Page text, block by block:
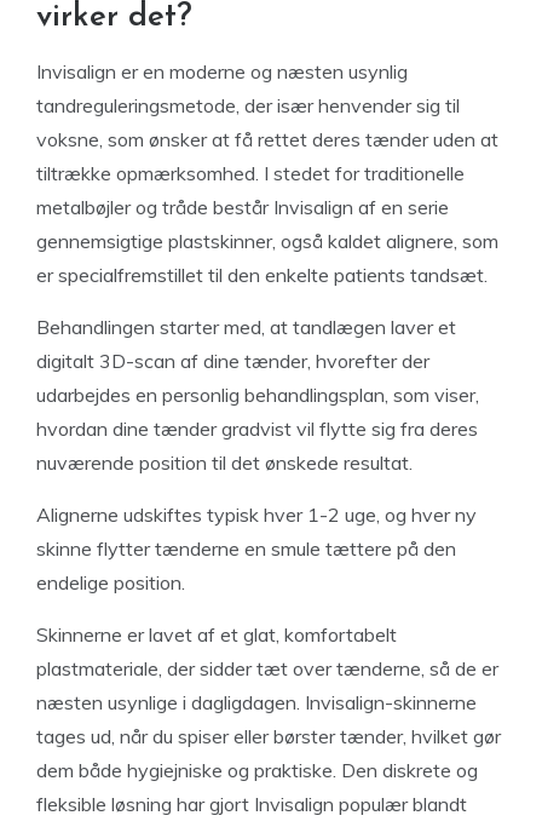
virker det?
Invisalign er en moderne og næsten usynlig
tandreguleringsmetode, der især henvender sig til
voksne, som ønsker at få rettet deres tænder uden at
tiltrække opmærksomhed. I stedet for traditionelle
metalbøjler og tråde består Invisalign af en serie
gennemsigtige plastskinner, også kaldet alignere, som
er specialfremstillet til den enkelte patients tandsæt.
Behandlingen starter med, at tandlægen laver et
digitalt 3D-scan af dine tænder, hvorefter der
udarbejdes en personlig behandlingsplan, som viser,
hvordan dine tænder gradvist vil flytte sig fra deres
nuværende position til det ønskede resultat.
Alignerne udskiftes typisk hver 1-2 uge, og hver ny
skinne flytter tænderne en smule tættere på den
endelige position.
Skinnerne er lavet af et glat, komfortabelt
plastmateriale, der sidder tæt over tænderne, så de er
næsten usynlige i dagligdagen. Invisalign-skinnerne
tages ud, når du spiser eller børster tænder, hvilket gør
dem både hygiejniske og praktiske. Den diskrete og
fleksible løsning har gjort Invisalign populær blandt